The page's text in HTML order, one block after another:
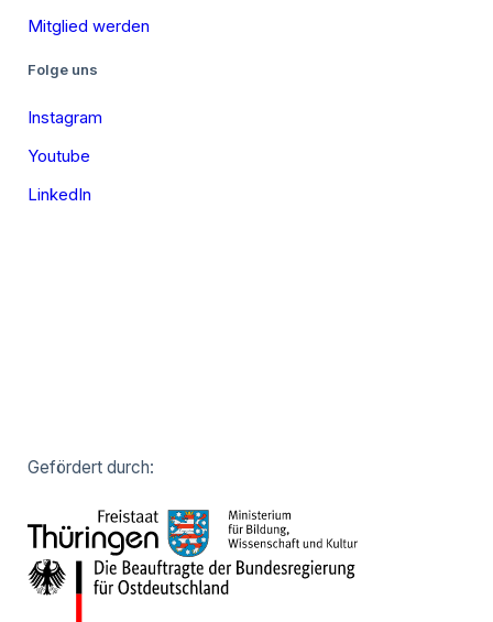
Mitglied werden
Folge uns
Instagram
Youtube
LinkedIn
Gefördert durch: